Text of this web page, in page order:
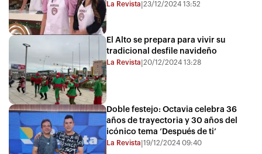
La Revista |23/12/2024 13:52
El Alto se prepara para vivir su
tradicional desfile navideño
La Revista |20/12/2024 13:28
Doble festejo: Octavia celebra 36
años de trayectoria y 30 años del
icónico tema ‘Después de ti’
La Revista |19/12/2024 09:40